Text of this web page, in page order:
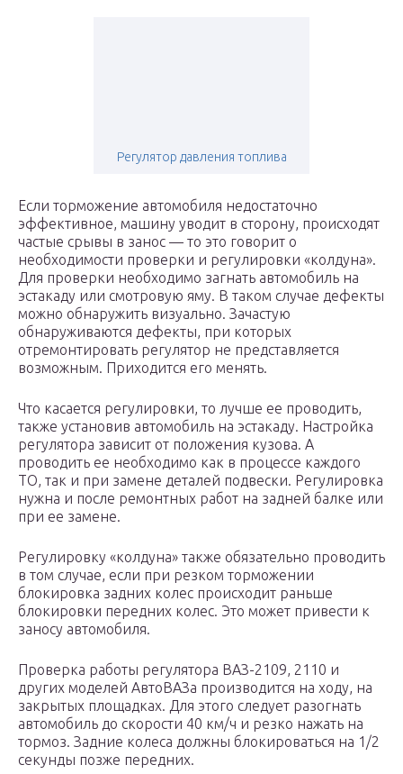
Регулятор давления топлива
Если торможение автомобиля недостаточно
эффективное, машину уводит в сторону, происходят
частые срывы в занос — то это говорит о
необходимости проверки и регулировки «колдуна».
Для проверки необходимо загнать автомобиль на
эстакаду или смотровую яму. В таком случае дефекты
можно обнаружить визуально. Зачастую
обнаруживаются дефекты, при которых
отремонтировать регулятор не представляется
возможным. Приходится его менять.
Что касается регулировки, то лучше ее проводить,
также установив автомобиль на эстакаду. Настройка
регулятора зависит от положения кузова. А
проводить ее необходимо как в процессе каждого
ТО, так и при замене деталей подвески. Регулировка
нужна и после ремонтных работ на задней балке или
при ее замене.
Регулировку «колдуна» также обязательно проводить
в том случае, если при резком торможении
блокировка задних колес происходит раньше
блокировки передних колес. Это может привести к
заносу автомобиля.
Проверка работы регулятора ВАЗ-2109, 2110 и
других моделей АвтоВАЗа производится на ходу, на
закрытых площадках. Для этого следует разогнать
автомобиль до скорости 40 км/ч и резко нажать на
тормоз. Задние колеса должны блокироваться на 1/2
секунды позже передних.